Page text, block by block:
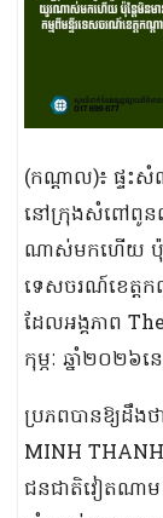
(កណ្ដាល)៖ ផ្ទ
នៅក្រុងសំពៅពូន
ណាស់មកហើយ ប៉ុន្ត
ទេសចរណ៍ខេត្តក
ដែលអង្គភាព
កុម្ភៈ ឆ្នាំ២០២៦ន
ប្រភពបានឱ្យដឹង
MINH THANH
ជនជាតិវៀតណាម